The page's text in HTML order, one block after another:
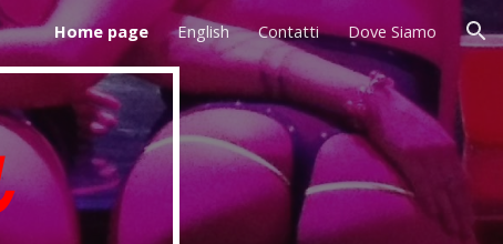
Home page English Contatti Dove Siamo